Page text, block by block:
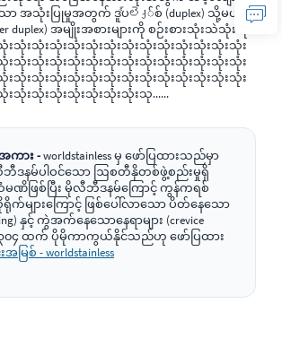
သော အသုံးပြုမှုအတွက် ဒူပ్లెქ်စ် (duplex) သို့မဟုတ်
duplex) အမျိုးအစားများကို စဉ်းစားသုံးသဲသုံးသုံး
းသုံးသုံးသုံးသုံးသုံးသုံးသုံးသုံးသုံးသုံးသုံးသုံးသုံး
းသုံးသုံးသုံးသုံးသုံးသုံးသုံးသုံးသုံးသုံးသုံးသုံးသုံး
းသုံးသုံးသုံးသုံးသုံးသုံးသုံးသုံးသုံးသုံးသုံးသုံးသုံး
သုံးသုံးသုံးသုံးသုံးသုံးသုံးသု......
ကား -worldstainless မှ ဖော်ပြထားသည်မှာ
ဒနမ်ပါဝင်သော ဩစတီနိုတစ်ဖွဲ့စည်းမှုရှိ
ဖြစ်ပြီး မိုလီဘီဒနမ်ကြောင့် ကွန်ကရစ်
များကြောင့် ဖြစ်ပေါ်လာသော ပိတ်နေသော
နှင့် ကွဲအက်နေသောနေရာများ (crevice
၃၀၄ ထက် ပိုမိုကာကွယ်နိုင်သည်ဟု ဖော်ပြထား
မြစ် - worldstainless